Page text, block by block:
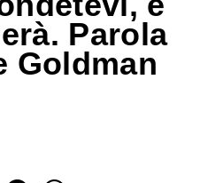
Parola
Goldman